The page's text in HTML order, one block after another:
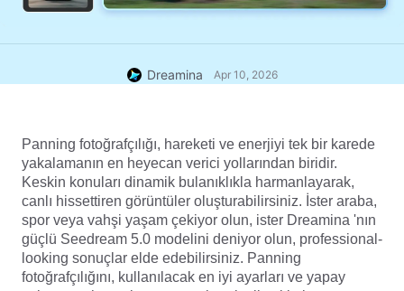
Dreamina Apr 10, 2026
Panning fotoğrafçılığı, hareketi ve enerjiyi tek bir karede
yakalamanın en heyecan verici yollarından biridir.
Keskin konuları dinamik bulanıklıkla harmanlayarak,
canlı hissettiren görüntüler oluşturabilirsiniz. İster araba,
spor veya vahşi yaşam çekiyor olun, ister Dreamina 'nın
güçlü Seedream 5.0 modelini deniyor olun, professional-
looking sonuçlar elde edebilirsiniz. Panning
fotoğrafçılığını, kullanılacak en iyi ayarları ve yapay